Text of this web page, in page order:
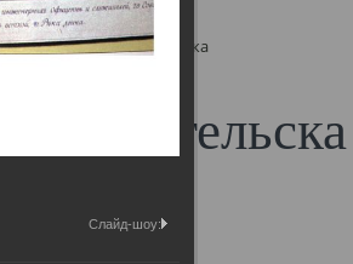
собор Архангельска
Архангельска
Слайд-шоу: